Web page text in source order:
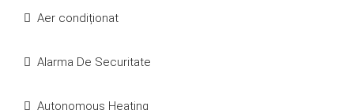
Aer condiționat
Alarma De Securitate
Autonomous Heating